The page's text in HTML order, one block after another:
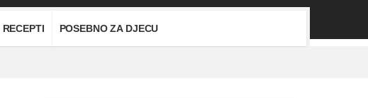
RECEPTI POSEBNO ZA DJECU